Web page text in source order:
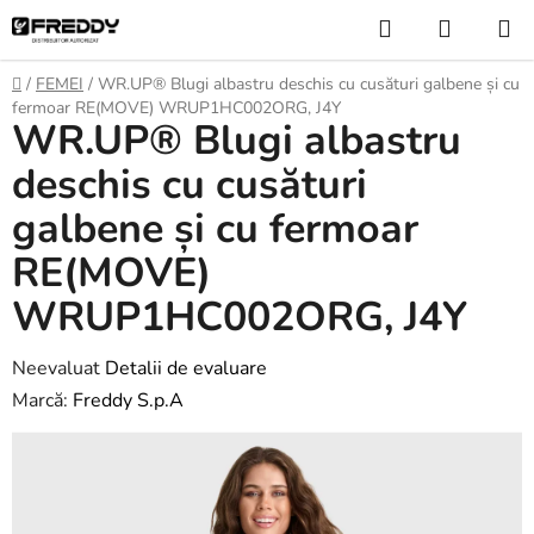
Treci
la
conținut
Căutare
DE
Acasă
/ FEMEI / WR.UP® Blugi albastru deschis cu cusături galbene și cu
fermoar RE(MOVE) WRUP1HC002ORG, J4Y
WR.UP® Blugi albastru
deschis cu cusături
galbene și cu fermoar
RE(MOVE)
WRUP1HC002ORG, J4Y
Evaluarea
medie
Neevaluat Detalii de evaluare
Marcă: Freddy S.p.A